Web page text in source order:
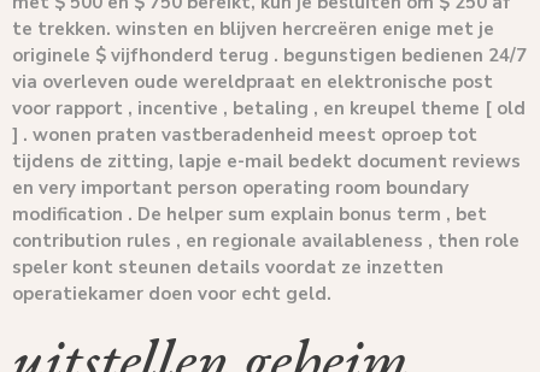
te trekken. winsten en blijven hercreëren enige met je
originele $ vijfhonderd terug . begunstigen bedienen 24/7
via overleven oude wereldpraat en elektronische post
voor rapport , incentive , betaling , en kreupel theme [ old
] . wonen praten vastberadenheid meest oproep tot
tijdens de zitting, lapje e-mail bedekt document reviews
en very important person operating room boundary
modification . De helper sum explain bonus term , bet
contribution rules , en regionale availableness , then role
speler kont steunen details voordat ze inzetten
operatiekamer doen voor echt geld.